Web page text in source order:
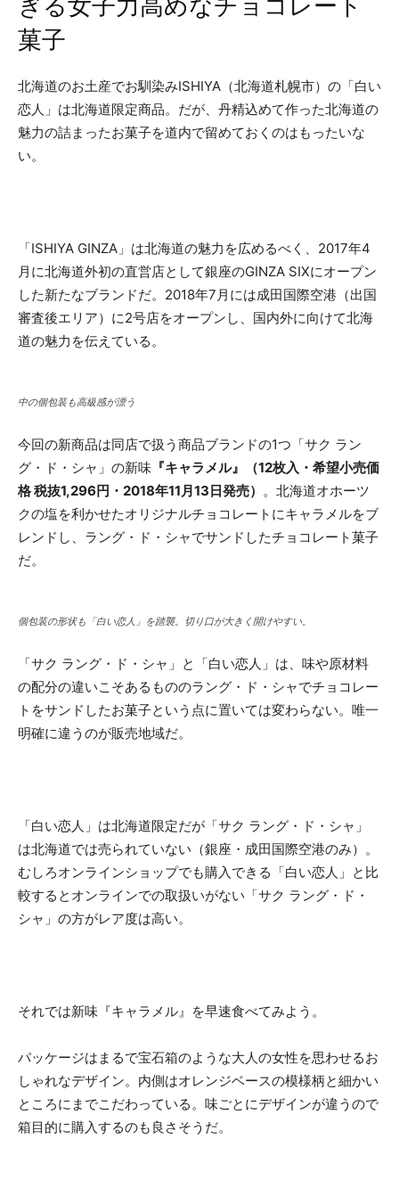
ぎる女子力高めなチョコレート
菓子
北海道のお土産でお馴染みISHIYA（北海道札幌市）の「白い
恋人」は北海道限定商品。だが、丹精込めて作った北海道の
魅力の詰まったお菓子を道内で留めておくのはもったいな
い。
「ISHIYA GINZA」は北海道の魅力を広めるべく、2017年4
月に北海道外初の直営店として銀座のGINZA SIXにオープン
した新たなブランドだ。2018年7月には成田国際空港（出国
審査後エリア）に2号店をオープンし、国内外に向けて北海
道の魅力を伝えている。
中の個包装も高級感が漂う
今回の新商品は同店で扱う商品ブランドの1つ「サク ラン
グ・ド・シャ」の新味 『キャラメル』（12枚入・希望小売価
格 税抜1,296円・2018年11月13日発売） 。北海道オホーツ
クの塩を利かせたオリジナルチョコレートにキャラメルをブ
レンドし、ラング・ド・シャでサンドしたチョコレート菓子
だ。
個包装の形状も「白い恋人」を踏襲。切り口が大きく開けやすい。
「サク ラング・ド・シャ」と「白い恋人」は、味や原材料
の配分の違いこそあるもののラング・ド・シャでチョコレー
トをサンドしたお菓子という点に置いては変わらない。唯一
明確に違うのが販売地域だ。
「白い恋人」は北海道限定だが「サク ラング・ド・シャ」
は北海道では売られていない（銀座・成田国際空港のみ）。
むしろオンラインショップでも購入できる「白い恋人」と比
較するとオンラインでの取扱いがない「サク ラング・ド・
シャ」の方がレア度は高い。
それでは新味『キャラメル』を早速食べてみよう。
パッケージはまるで宝石箱のような大人の女性を思わせるお
しゃれなデザイン。内側はオレンジベースの模様柄と細かい
ところにまでこだわっている。味ごとにデザインが違うので
箱目的に購入するのも良さそうだ。